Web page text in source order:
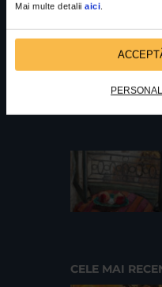
Mai multe detalii aici.
CELE MAI